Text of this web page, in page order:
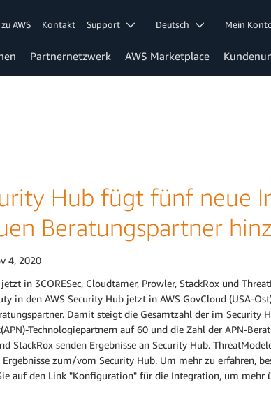
AWS Kontakt Support Deutsch Mein
Partnernetzwerk AWS Marketplace
Hub fügt fünf neue
Beratungspartner
4, 2020
in 3CORESec, Cloudtamer, Prowler, StackRox und
in den AWS Security Hub jetzt in AWS GovCloud (USA-
Damit steigt die Gesamtzahl der im Security
Technologiepartnern auf 60 und die Zahl der APN-
StackRox senden Ergebnisse an Security Hub.
zum/vom Security Hub. Um mehr zu erfahren,
auf den Link "Konfiguration" für die Integration, um mehr